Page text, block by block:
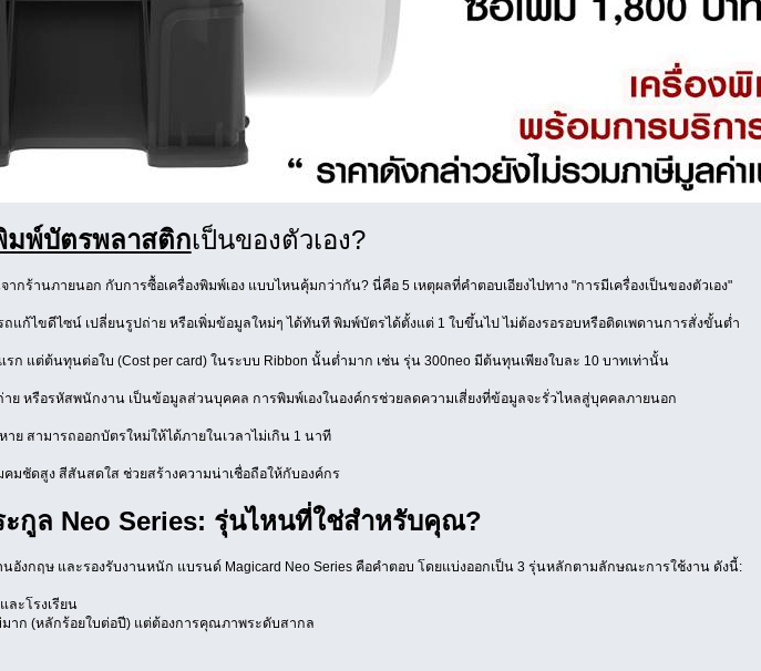
มพ์บัตรพลาสติกเป็นของตัวเอง?
ร้านภายนอก กับการซื้อเครื่องพิมพ์เอง แบบไหนคุ้มกว่ากัน? นี่คือ 5 เหตุผลที่คำตอบเอียงไปทาง "การมีเครื่องเป็นของตัวเอง"
ก้ไขดีไซน์ เปลี่ยนรูปถ่าย หรือเพิ่มข้อมูลใหม่ๆ ได้ทันที พิมพ์บัตรได้ตั้งแต่ 1 ใบขึ้นไป ไม่ต้องรอรอบหรือติดเพดานการสั่งขั้นต่ำ
ก แต่ต้นทุนต่อใบ (Cost per card) ในระบบ Ribbon นั้นต่ำมาก เช่น รุ่น 300neo มีต้นทุนเพียงใบละ 10 บาทเท่านั้น
หรือรหัสพนักงาน เป็นข้อมูลส่วนบุคคล การพิมพ์เองในองค์กรช่วยลดความเสี่ยงที่ข้อมูลจะรั่วไหลสู่บุคคลภายนอก
ย สามารถออกบัตรใหม่ให้ได้ภายในเวลาไม่เกิน 1 นาที
มชัดสูง สีสันสดใส ช่วยสร้างความน่าเชื่อถือให้กับองค์กร
ะกูล Neo Series: รุ่นไหนที่ใช่สำหรับคุณ?
งกฤษ และรองรับงานหนัก แบรนด์ Magicard Neo Series คือคำตอบ โดยแบ่งออกเป็น 3 รุ่นหลักตามลักษณะการใช้งาน ดังนี้:
ละโรงเรียน
าก (หลักร้อยใบต่อปี) แต่ต้องการคุณภาพระดับสากล